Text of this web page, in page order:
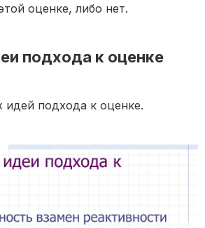
оценке, либо нет.
подхода к оценке
идей подхода к оценке.